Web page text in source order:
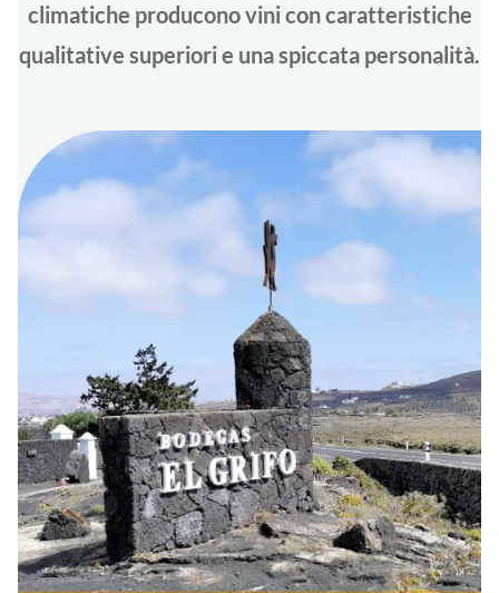
climatiche producono vini con caratteristiche
qualitative superiori e una spiccata personalità.